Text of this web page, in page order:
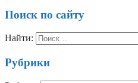
Поиск по сайту
Найти:
Рубрики